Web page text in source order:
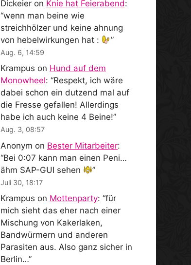
Dickeier on Knie hat Feierabend:
“wenn man beine wie
streichhölzer und keine ahnung
von hebelwirkungen hat :
”
Aug. 6, 14:59
Krampus on Hund auf dem
Monowheel: “Respekt, ich wäre
dabei schon ein dutzend mal auf
die Fresse gefallen! Allerdings
habe ich auch keine 4 Beine!”
Aug. 3, 08:57
Anonym on Bester Mitarbeiter:
“Bei 0:07 kann man einen Peni…
ähm SAP-GUI sehen
”
Juli 30, 18:17
Krampus on Mottenparty: “für
mich sieht das eher nach einer
Mischung von Kakerlaken,
Bandwürmern und anderen
Parasiten aus. Also ganz sicher in
Berlin…”